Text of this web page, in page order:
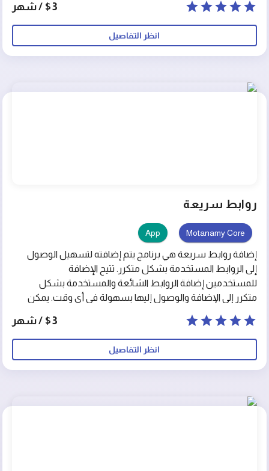
$3 / شهر
انظر التفاصيل
روابط سريعة
Motanamy Core
App
إضافة روابط سريعة هي برنامج يتم إضافته لتسهيل الوصول
إلى الروابط المستخدمة بشكل متكرر. تتيح الإضافة
للمستخدمين إضافة الروابط الشائعة والمستخدمة بشكل
متكرر إلى الإضافة والوصول إليها بسهولة في أي وقت. يمكن
الخدمات التي يستخدمونها بشكل متكرر، مما يزيد من الإنتاجية
ويوفر وقتًا في الوصول إلى هذه الروابط. يعد إضافة روابط
سريعة أداة مفيدة لتسهيل الوصول إلى الروابط المستخدمة
بشكل متكرر وزيادة الإنتاجية في استخدام الإنترنت.
$3 / شهر
انظر التفاصيل